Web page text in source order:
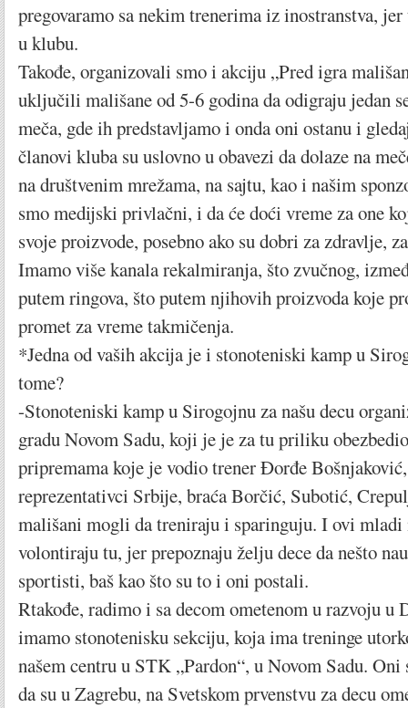
pregovaramo sa nekim trenerima iz inostranstva,
u klubu.
Takođe, organizovali smo i akciju „Pred igra
uključili mališane od 5-6 godina da odigraju jedan
meča, gde ih predstavljamo i onda oni ostanu i
članovi kluba su uslovno u obavezi da dolaze na
na društvenim mrežama, na sajtu, kao i našim
smo medijski privlačni, i da će doći vreme za one
svoje proizvode, posebno ako su dobri za zdravlje,
Imamo više kanala rekalmiranja, što zvučnog,
putem ringova, što putem njihovih proizvoda koje
promet za vreme takmičenja.
*Jedna od vaših akcija je i stonoteniski kamp u
tome?
-Stonoteniski kamp u Sirogojnu za našu decu
gradu Novom Sadu, koji je je za tu priliku
pripremama koje je vodio trener Đorđe
reprezentativci Srbije, braća Borčić, Subotić,
mališani mogli da treniraju i sparinguju. I ovi
volontiraju tu, jer prepoznaju želju dece da nešto
sportisti, baš kao što su to i oni postali.
Rtakođe, radimo i sa decom ometenom u razvoju u
imamo stonotenisku sekciju, koja ima treninge
našem centru u STK „Pardon“, u Novom Sadu.
da su u Zagrebu, na Svetskom prvenstvu za decu